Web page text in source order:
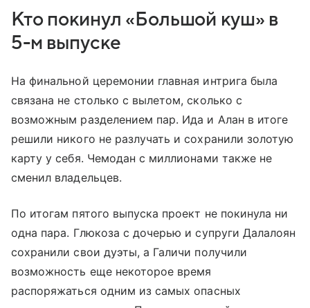
Кто покинул «Большой куш» в
5-м выпуске
На финальной церемонии главная интрига была
связана не столько с вылетом, сколько с
возможным разделением пар. Ида и Алан в итоге
решили никого не разлучать и сохранили золотую
карту у себя. Чемодан с миллионами также не
сменил владельцев.
По итогам пятого выпуска проект не покинула ни
одна пара. Глюкоза с дочерью и супруги Далалоян
сохранили свои дуэты, а Галичи получили
возможность еще некоторое время
распоряжаться одним из самых опасных